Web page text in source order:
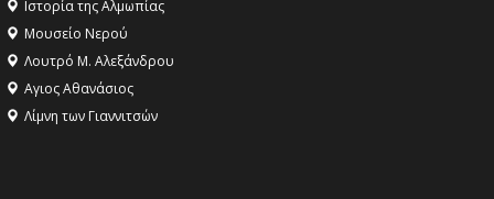
Ιστορία της Αλμωπίας
Μουσείο Νερού
Λουτρό Μ. Αλεξάνδρου
Αγιος Αθανάσιος
Λίμνη των Γιαννιτσών